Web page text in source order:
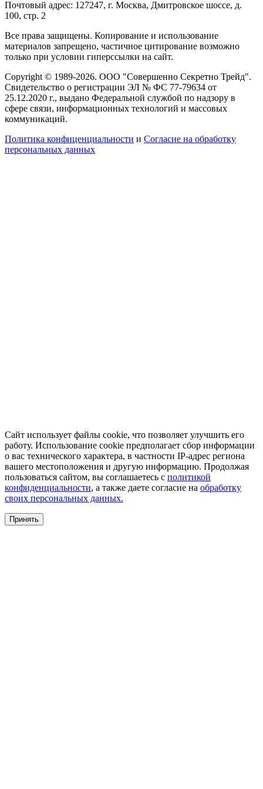
Почтовый адрес: 127247, г. Москва, Дмитровское шоссе, д.
100, стр. 2
Все права защищены. Копирование и использование
материалов запрещено, частичное цитирование возможно
только при условии гиперссылки на сайт.
Copyright © 1989-2026. ООО "Совершенно Секретно Трейд".
Свидетельство о регистрации ЭЛ № ФС 77-79634 от
25.12.2020 г., выдано Федеральной службой по надзору в
сфере связи, информационных технологий и массовых
коммуникаций.
Политика конфиценциальности и Согласие на обработку
персональных данных
Сайт использует файлы cookie, что позволяет улучшить его
работу. Использование cookie предполагает сбор информации
о вас технического характера, в частности IP-адрес региона
вашего местоположения и другую информацию. Продолжая
пользоваться сайтом, вы соглашаетесь с политикой
конфиденциальности, а также даете согласие на обработку
своих персональных данных.
Принять